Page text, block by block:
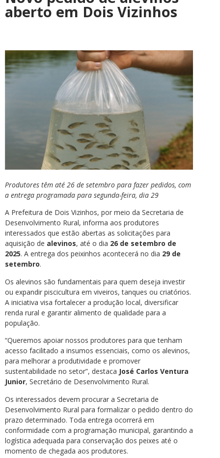
aberto em Dois Vizinhos
Produtores têm até 26 de setembro para fazer pedidos, com
a entrega programada para segunda-feira, dia 29
A Prefeitura de Dois Vizinhos, por meio da Secretaria de
Desenvolvimento Rural, informa aos produtores
interessados que estão abertas as solicitações para
aquisição de alevinos, até o dia 26 de setembro de
2025. A entrega dos peixinhos acontecerá no dia 29 de
setembro.
Os alevinos são fundamentais para quem deseja investir
ou expandir piscicultura em viveiros, tanques ou criatórios.
A iniciativa visa fortalecer a produção local, diversificar
renda rural e garantir alimento de qualidade para a
população.
“Queremos apoiar nossos produtores para que tenham
acesso facilitado a insumos essenciais, como os alevinos,
para melhorar a produtividade e promover
sustentabilidade no setor”, destaca José Carlos Ventura
Junior, Secretário de Desenvolvimento Rural.
Os interessados devem procurar a Secretaria de
Desenvolvimento Rural para formalizar o pedido dentro do
prazo determinado. Toda entrega ocorrerá em
conformidade com a programação municipal, garantindo a
logística adequada para conservação dos peixes até o
momento de chegada aos produtores.